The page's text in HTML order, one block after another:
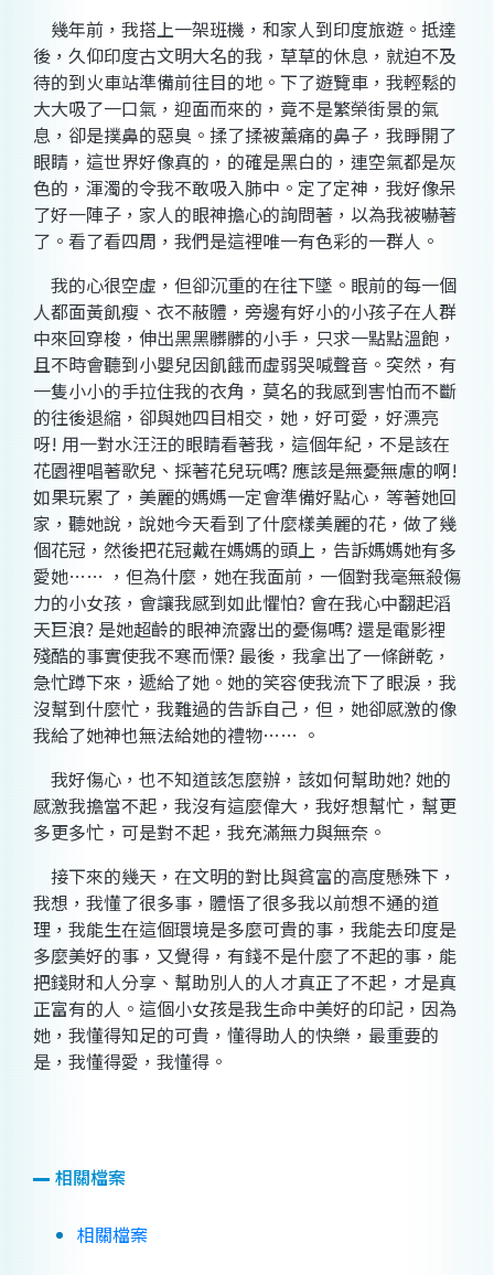
幾年前，我搭上一架班機，和家人到印度旅遊。抵達
後，久仰印度古文明大名的我，草草的休息，就迫不及
待的到火車站準備前往目的地。下了遊覽車，我輕鬆的
大大吸了一口氣，迎面而來的，竟不是繁榮街景的氣
息，卻是撲鼻的惡臭。揉了揉被薰痛的鼻子，我睜開了
眼睛，這世界好像真的，的確是黑白的，連空氣都是灰
色的，渾濁的令我不敢吸入肺中。定了定神，我好像呆
了好一陣子，家人的眼神擔心的詢問著，以為我被嚇著
了。看了看四周，我們是這裡唯一有色彩的一群人。
我的心很空虛，但卻沉重的在往下墜。眼前的每一個
人都面黃飢瘦、衣不蔽體，旁邊有好小的小孩子在人群
中來回穿梭，伸出黑黑髒髒的小手，只求一點點溫飽，
且不時會聽到小嬰兒因飢餓而虛弱哭喊聲音。突然，有
一隻小小的手拉住我的衣角，莫名的我感到害怕而不斷
的往後退縮，卻與她四目相交，她，好可愛，好漂亮
呀! 用一對水汪汪的眼睛看著我，這個年紀，不是該在
花園裡唱著歌兒、採著花兒玩嗎? 應該是無憂無慮的啊!
如果玩累了，美麗的媽媽一定會準備好點心，等著她回
家，聽她說，說她今天看到了什麼樣美麗的花，做了幾
個花冠，然後把花冠戴在媽媽的頭上，告訴媽媽她有多
愛她…… ，但為什麼，她在我面前，一個對我毫無殺傷
力的小女孩，會讓我感到如此懼怕? 會在我心中翻起滔
天巨浪? 是她超齡的眼神流露出的憂傷嗎? 還是電影裡
殘酷的事實使我不寒而慄? 最後，我拿出了一條餅乾，
急忙蹲下來，遞給了她。她的笑容使我流下了眼淚，我
沒幫到什麼忙，我難過的告訴自己，但，她卻感激的像
我給了她神也無法給她的禮物…… 。
我好傷心，也不知道該怎麼辦，該如何幫助她? 她的
感激我擔當不起，我沒有這麼偉大，我好想幫忙，幫更
多更多忙，可是對不起，我充滿無力與無奈。
接下來的幾天，在文明的對比與貧富的高度懸殊下，
我想，我懂了很多事，體悟了很多我以前想不通的道
理，我能生在這個環境是多麼可貴的事，我能去印度是
多麼美好的事，又覺得，有錢不是什麼了不起的事，能
把錢財和人分享、幫助別人的人才真正了不起，才是真
正富有的人。這個小女孩是我生命中美好的印記，因為
她，我懂得知足的可貴，懂得助人的快樂，最重要的
是，我懂得愛，我懂得。
相關檔案
相關檔案